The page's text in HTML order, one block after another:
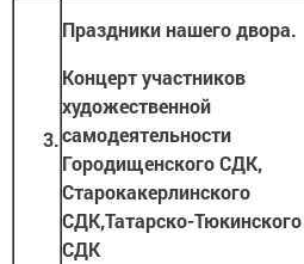
3.
Праздники нашего двора.
Концерт участников
художественной
самодеятельности
Городищенского СДК,
Старокакерлинского
СДК,Татарско-Тюкинского
СДК